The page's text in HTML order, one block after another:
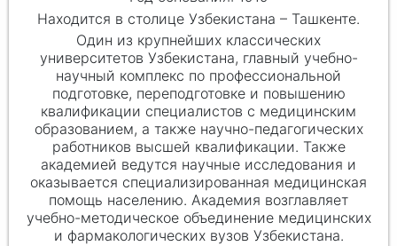
Находится в столице Узбекистана – Ташкенте.
Один из крупнейших классических
университетов Узбекистана, главный учебно-
научный комплекс по профессиональной
подготовке, переподготовке и повышению
квалификации специалистов с медицинским
образованием, а также научно-педагогических
работников высшей квалификации. Также
академией ведутся научные исследования и
оказывается специализированная медицинская
помощь населению. Академия возглавляет
учебно-методическое объединение медицинских
и фармакологических вузов Узбекистана.